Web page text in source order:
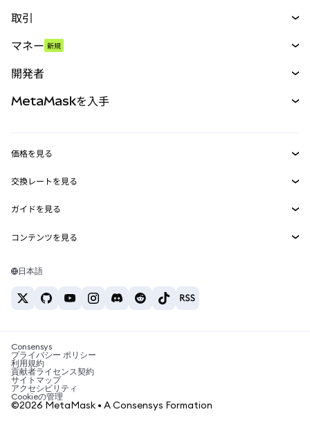
取引
パーペチュアル
RWA
マネー 新規
開発者
MetaMask Connect
Snaps
Web3サービス
MetaMaskを入手
セキュリティ
サポート
キャリア
お問い合わせ
価格を見る
イーサリアムの価格
Solanaの価格
Tetherの価格
交換レートを見る
ETH→USD
USDT→INR
BTC→INR
ETH→USDT
ガイドを見る
ETHの購入
USDTの購入
SHIBの購入
BNBの購入
コンテンツを見る
Solanaウォレット
税制関連ニュース
暗号資産の購入方法は？
ビットコインを売るには？
日本語
Consensys
プライバシー ポリシー
利用規約
貢献者ライセンス契約
サイトマップ
アクセシビリティ
Cookieの管理
©2026 MetaMask • A Consensys Formation